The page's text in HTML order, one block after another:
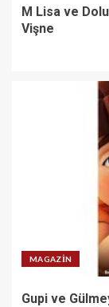
M Lisa ve
Vişne
MAGAZIN
Gupi ve